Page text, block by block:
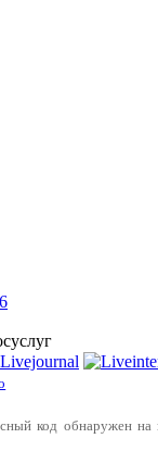
код обнаружен на